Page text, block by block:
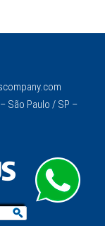
São Paulo / SP –